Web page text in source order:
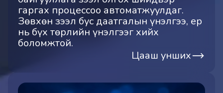
гаргах процессоо автоматжуулдаг.
Зөвхөн зээл бус даатгалын үнэлгээ, ер
нь бүх төрлийн үнэлгээг хийх
боломжтой.
Цааш унших